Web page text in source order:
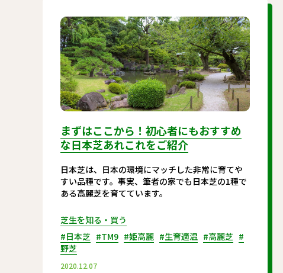
まずはここから！初心者にもおすすめ
な日本芝あれこれをご紹介
日本芝は、日本の環境にマッチした非常に育てや
すい品種です。事実、筆者の家でも日本芝の1種で
ある高麗芝を育てています。
芝生を知る・買う
#日本芝 #TM9 #姫高麗 #生育適温 #高麗芝 #
野芝
2020.12.07